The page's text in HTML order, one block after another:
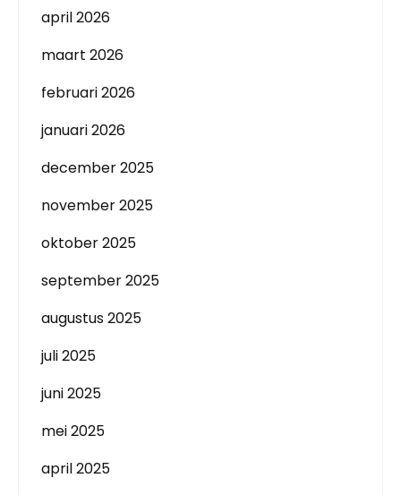
april 2026
maart 2026
februari 2026
januari 2026
december 2025
november 2025
oktober 2025
september 2025
augustus 2025
juli 2025
juni 2025
mei 2025
april 2025